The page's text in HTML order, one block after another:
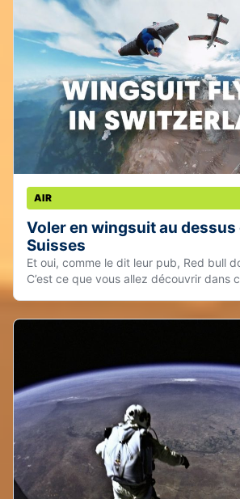
AIR
Voler en wingsuit au dessus
Suisses
Et oui, comme le dit leur pub, Red bull
C’est ce que vous allez découvrir dans